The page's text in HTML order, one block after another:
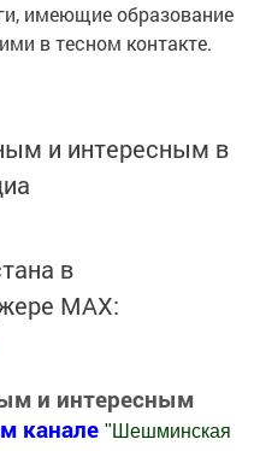
имеющие образование
в тесном контакте.
и интересным в
в
MАХ:
и интересным
канале " Шешминская